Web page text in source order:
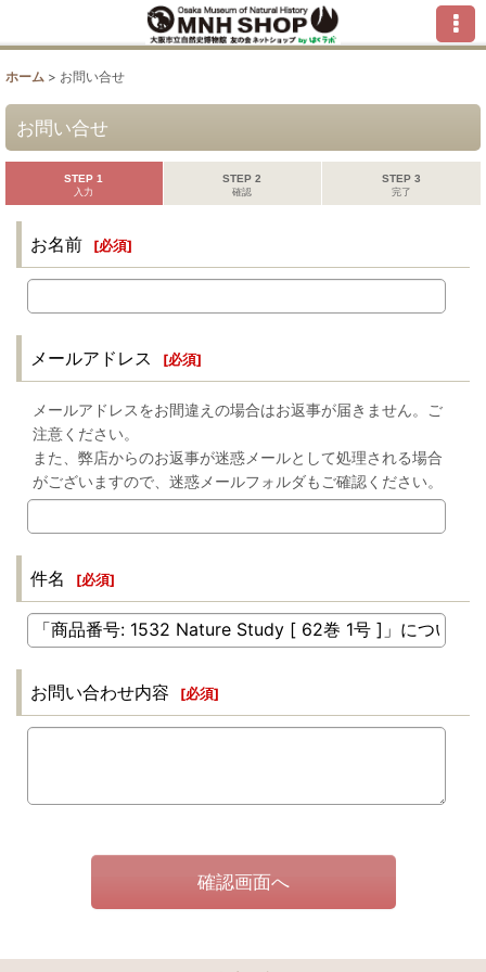
ホーム > お問い合せ
お問い合せ
STEP 1
入力
STEP 2
確認
STEP 3
完了
お名前 [必須]
メールアドレス [必須]
メールアドレスをお間違えの場合はお返事が届きません。ご
注意ください。
また、弊店からのお返事が迷惑メールとして処理される場合
がございますので、迷惑メールフォルダもご確認ください。
件名 [必須]
お問い合わせ内容 [必須]
確認画面へ